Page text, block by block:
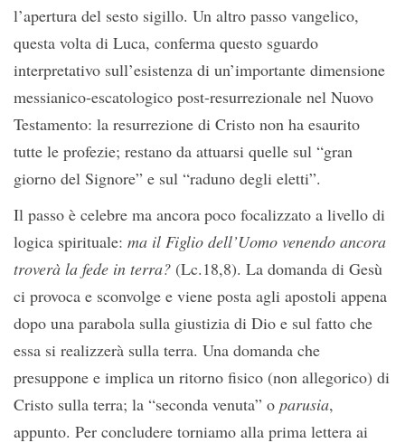
l’apertura del sesto sigillo. Un altro passo vangelico,
questa volta di Luca, conferma questo sguardo
interpretativo sull’esistenza di un’importante dimensione
messianico-escatologico post-resurrezionale nel Nuovo
Testamento: la resurrezione di Cristo non ha esaurito
tutte le profezie; restano da attuarsi quelle sul “gran
giorno del Signore” e sul “raduno degli eletti”.
Il passo è celebre ma ancora poco focalizzato a livello di
logica spirituale: ma il Figlio dell’Uomo venendo ancora
troverà la fede in terra? (Lc.18,8). La domanda di Gesù
ci provoca e sconvolge e viene posta agli apostoli appena
dopo una parabola sulla giustizia di Dio e sul fatto che
essa si realizzerà sulla terra. Una domanda che
presuppone e implica un ritorno fisico (non allegorico) di
Cristo sulla terra; la “seconda venuta” o parusia,
appunto. Per concludere torniamo alla prima lettera ai